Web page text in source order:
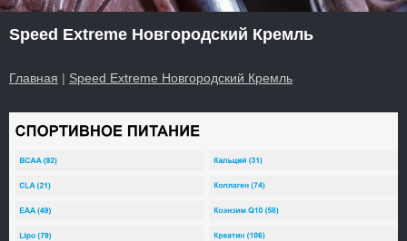
Speed Extreme Новгородский Кремль
Главная | Speed Extreme Новгородский Кремль